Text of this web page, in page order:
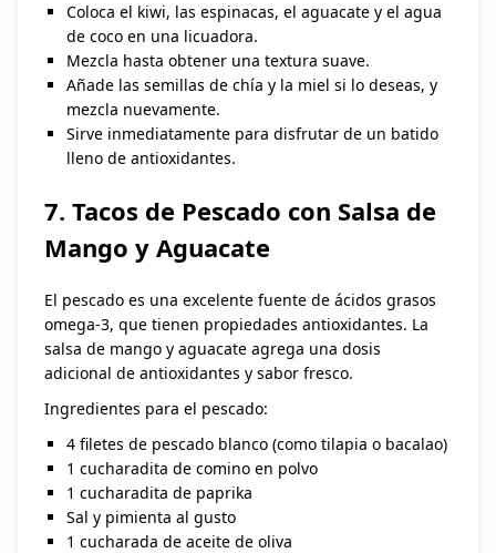
Coloca el kiwi, las espinacas, el aguacate y el agua
de coco en una licuadora.
Mezcla hasta obtener una textura suave.
Añade las semillas de chía y la miel si lo deseas, y
mezcla nuevamente.
Sirve inmediatamente para disfrutar de un batido
lleno de antioxidantes.
7. Tacos de Pescado con Salsa de
Mango y Aguacate
El pescado es una excelente fuente de ácidos grasos
omega-3, que tienen propiedades antioxidantes. La
salsa de mango y aguacate agrega una dosis
adicional de antioxidantes y sabor fresco.
Ingredientes para el pescado:
4 filetes de pescado blanco (como tilapia o bacalao)
1 cucharadita de comino en polvo
1 cucharadita de paprika
Sal y pimienta al gusto
1 cucharada de aceite de oliva